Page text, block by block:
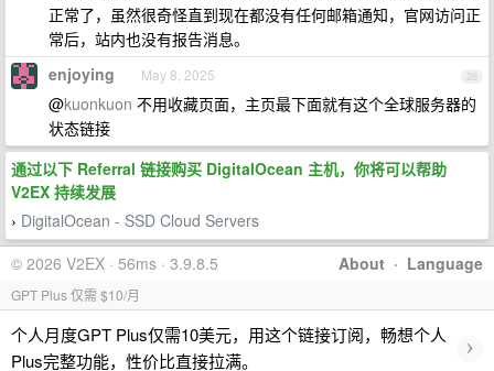
正常了，虽然很奇怪直到现在都没有任何邮箱通知，官网访问正
常后，站内也没有报告消息。
26
enjoying May 8, 2025
@kuonkuon 不用收藏页面，主页最下面就有这个全球服务器的
状态链接
通过以下 Referral 链接购买 DigitalOcean 主机，你将可以帮助
V2EX 持续发展
› DigitalOcean - SSD Cloud Servers
About · Language
© 2026 V2EX · 56ms · 3.9.8.5
GPT Plus 仅需 $10/月
个人月度GPT Plus仅需10美元，用这个链接订阅，畅想个人
Plus完整功能，性价比直接拉满。
›